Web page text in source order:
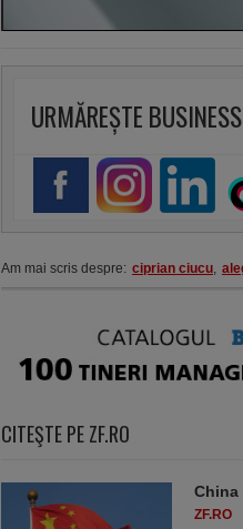
URMĂREȘTE
Am mai scris despre: ciprian ciucu,
CITEŞTE PE ZF.RO
China
ZF.RO